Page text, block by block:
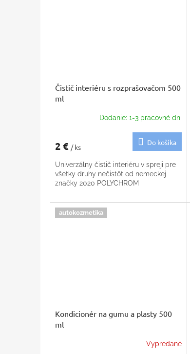
Čistič interiéru s rozprašovačom 500
ml
Dodanie: 1-3 pracovné dni
2 € / ks
Do košíka
Univerzálny čistič interiéru v spreji pre
všetky druhy nečistôt od nemeckej
značky 2020 POLYCHROM
autokozmetika
Kondicionér na gumu a plasty 500
ml
Vypredané